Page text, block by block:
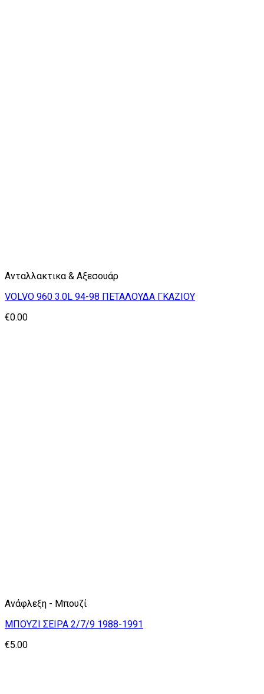
Ανταλλακτικα & Αξεσουάρ
VOLVO 960 3.0L 94-98 ΠΕΤΑΛΟΥΔΑ ΓΚΑΖΙΟΥ
€0.00
Ανάφλεξη - Μπουζί
ΜΠΟΥΖΙ ΣΕΙΡΑ 2/7/9 1988-1991
€5.00